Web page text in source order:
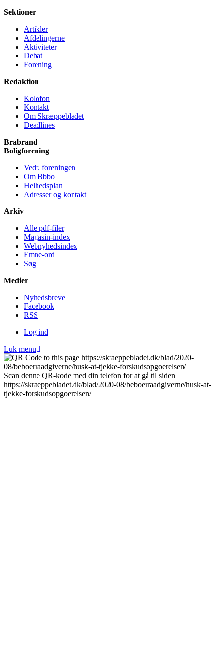
Sektioner
Artikler
Afdelingerne
Aktiviteter
Debat
Forening
Redaktion
Kolofon
Kontakt
Om Skræppe­bladet
Deadlines
Brabrand
Bolig­forening
Vedr. foreningen
Om Bbbo
Helheds­plan
Adresser og kontakt
Arkiv
Alle pdf-filer
Magasin-index
Webnyhedsindex
Emne-ord
Søg
Medier
Nyheds­breve
Facebook
RSS
Log ind
Luk menu
Scan denne QR-kode med din telefon for at gå til siden
https://skraeppebladet.dk/blad/2020-08/beboerraadgiverne/husk-at-
tjekke-forskudsopgoerelsen/